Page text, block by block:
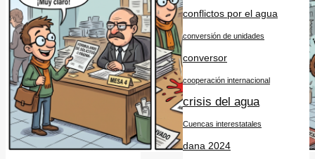
conflictos por el agua
conversión de unidades
conversor
cooperación internacional
crisis del agua
Cuencas interestatales
dana 2024